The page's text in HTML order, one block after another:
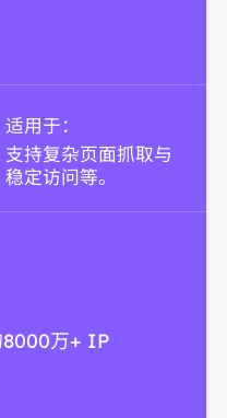
适用于：
支持复杂页面抓取与
稳定访问等。
8000万+ IP